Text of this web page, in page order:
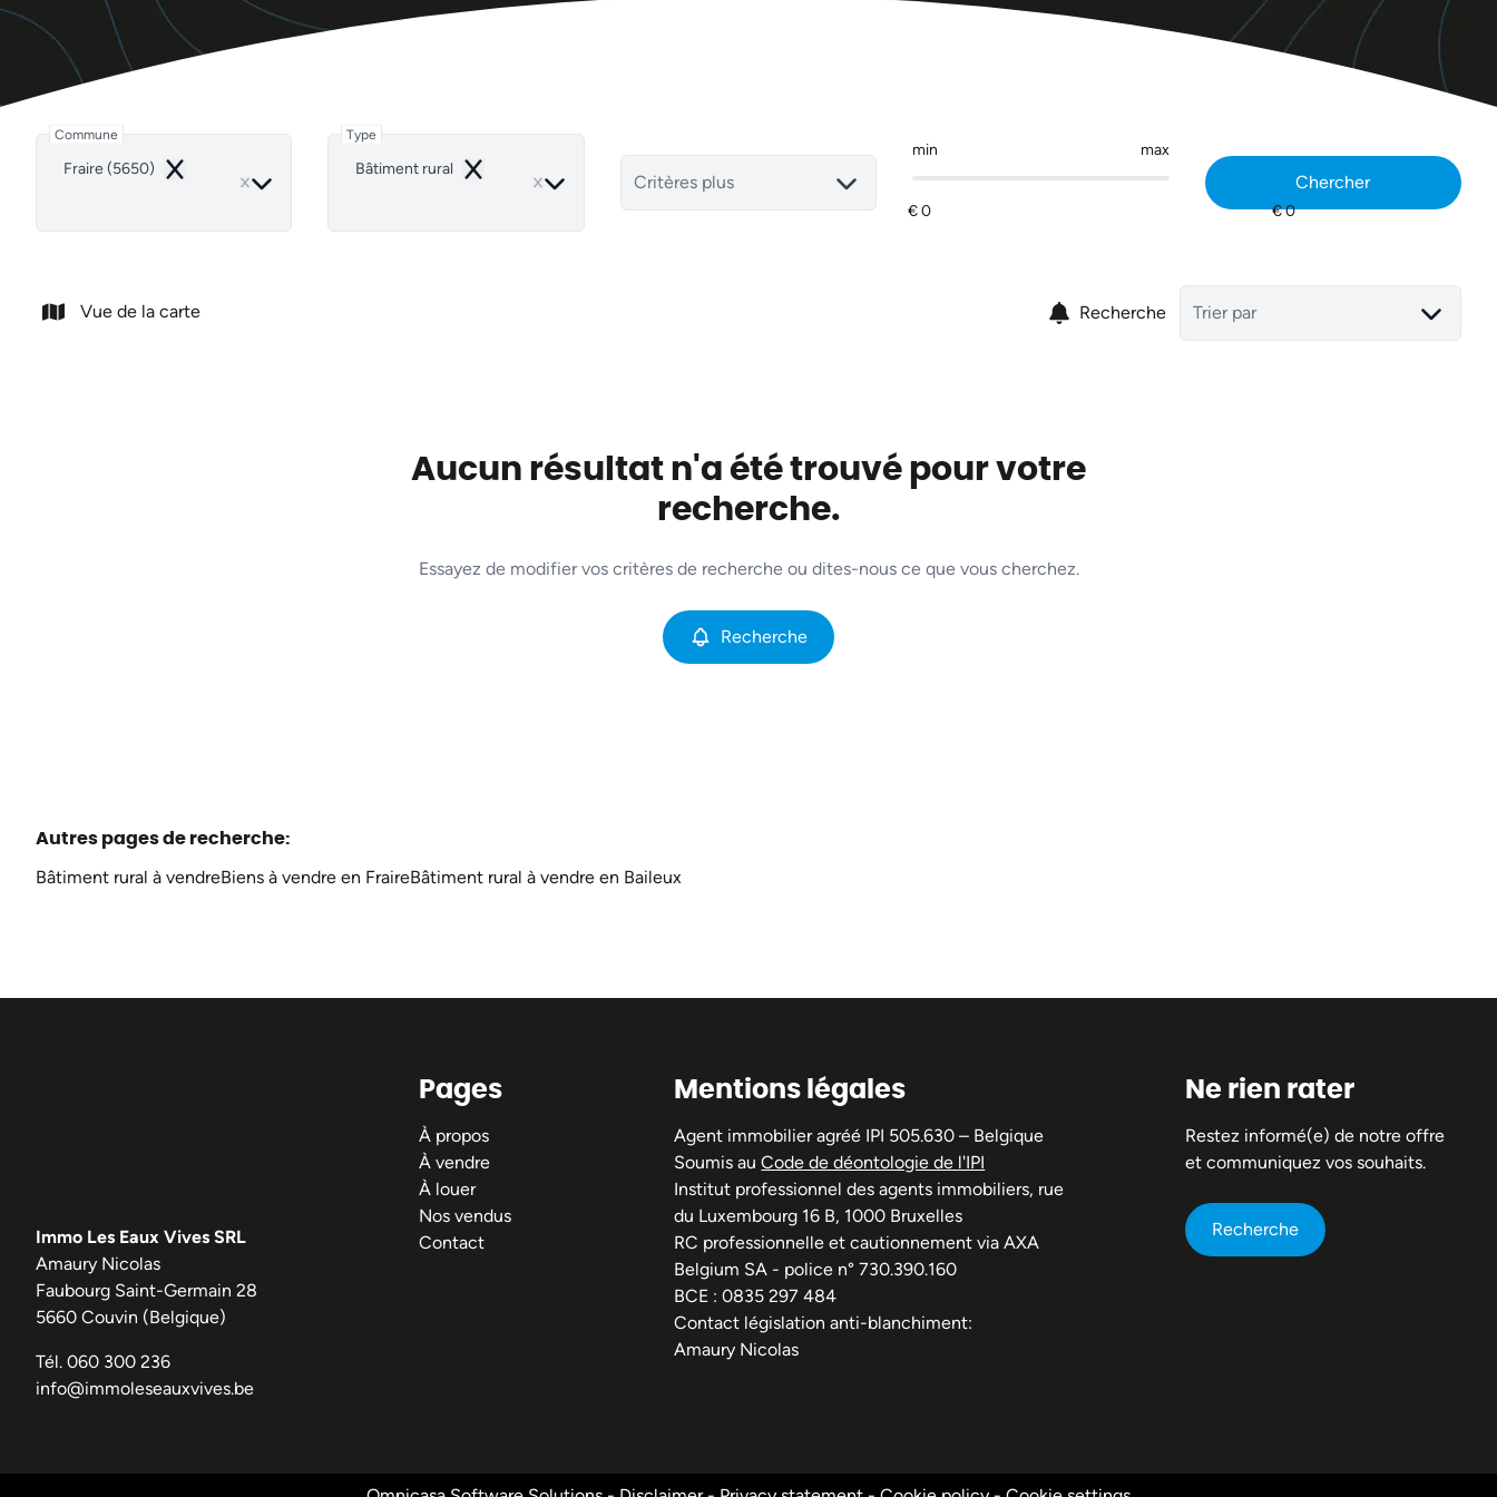
Commune
Fraire (5650)
Remove
Type
Bâtiment rural
Remove Critères plus
min max
Chercher
Vue de la carte Recherche Trier par
Aucun résultat n'a été trouvé pour votre
recherche.
Essayez de modifier vos critères de recherche ou dites-nous ce que vous cherchez.
Recherche
Autres pages de recherche:
Bâtiment rural à vendreBiens à vendre en FraireBâtiment rural à vendre en Baileux
Immo Les Eaux Vives SRL
Amaury Nicolas
Faubourg Saint-Germain 28
5660 Couvin (Belgique)
Tél. 060 300 236
info@immoleseauxvives.be
Pages
À propos
À vendre
À louer
Nos vendus
Contact
Mentions légales
Agent immobilier agréé IPI 505.630 – Belgique
Soumis auCode de déontologie de l'IPI
Institut professionnel des agents immobiliers, rue
du Luxembourg 16 B, 1000 Bruxelles
RC professionnelle et cautionnement via AXA
Belgium SA - police n° 730.390.160
BCE : 0835 297 484
Contact législation anti-blanchiment:
Amaury Nicolas
Ne rien rater
Restez informé(e) de notre offre
et communiquez vos souhaits.
Recherche